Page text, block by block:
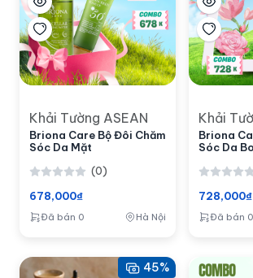
Khải Tường ASEAN
Briona Care Bộ Đôi Chăm
Sóc Da Mặt
(0)
678,000₫
Đã bán 0 Hà Nội
Khải
Briona
Sóc Da
728,000₫
Đã bán 0
45%